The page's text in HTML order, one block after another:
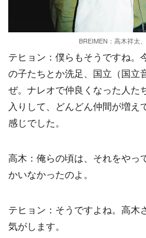
BREIMEN：高木祥太
テヒョン：僕らもそうですね。
の子たちとか洗足、国立（国立
ぜ。ナレオで仲良くなった人た
入りして、どんどん仲間が増え
感じでした。
高木：俺らの頃は、それをやっ
かいなかったのよ。
テヒョン：そうですよね。高木
気がします。